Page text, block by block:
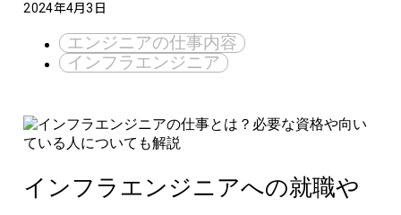
2024年4月3日
エンジニアの仕事内容
インフラエンジニア
インフラエンジニアへの就職や